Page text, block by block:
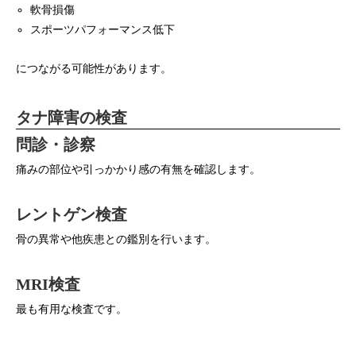
軟骨損傷
スポーツパフォーマンス低下
につながる可能性があります。
タナ障害の検査
問診・診察
痛みの部位や引っかかり感の有無を確認します。
レントゲン検査
骨の異常や他疾患との鑑別を行います。
MRI検査
最も有用な検査です。